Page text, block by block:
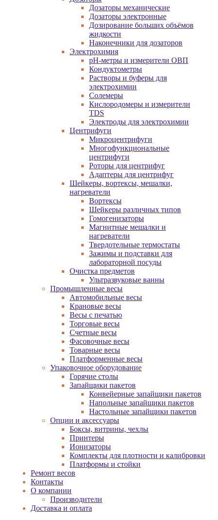
Дозаторы механические
Дозаторы электронные
Дозирование больших объёмов
жидкости
Наконечники для дозаторов
Электрохимия
pH-метры и измерители ОВП
Кондуктометры
Растворы и буферы для
электрохимии
Солемеры
Кислородомеры и измерители
TDS
Электроды для электрохимии
Центрифуги
Микроцентрифуги
Многофункциональные
центрифуги
Роторы для центрифуг
Адаптеры для центрифуг
Шейкеры, вортексы, мешалки,
нагреватели
Вортексы
Шейкеры различных типов
Гомогенизаторы
Магнитные мешалки и
нагреватели
Твердотельные термостаты
Зажимы и подставки для
лабораторной посуды
Очистка предметов
Ультразвуковые ванны
Промышленные весы
Автомобильные весы
Крановые весы
Весы с печатью
Торговые весы
Счетные весы
Фасовочные весы
Товарные весы
Платформенные весы
Упаковочное оборудование
Горячие столы
Запайщики пакетов
Конвейерные запайщики пакетов
Напольные запайщики пакетов
Настольные запайщики пакетов
Опции и аксессуары
Боксы, витрины, чехлы
Принтеры
Ионизаторы
Комплекты для плотности и калибровки
Платформы и стойки
Ремонт весов
Контакты
О компании
Производители
Доставка и оплата